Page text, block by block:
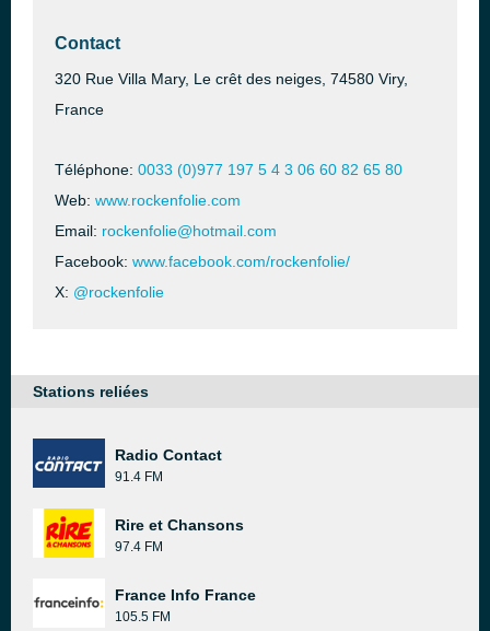
Contact
320 Rue Villa Mary, Le crêt des neiges, 74580 Viry,
France
Téléphone: 0033 (0)977 197 5 4 3 06 60 82 65 80
Web: www.rockenfolie.com
Email: rockenfolie@hotmail.com
Facebook: www.facebook.com/rockenfolie/
X: @rockenfolie
Stations reliées
Radio Contact
91.4 FM
Rire et Chansons
97.4 FM
France Info France
105.5 FM